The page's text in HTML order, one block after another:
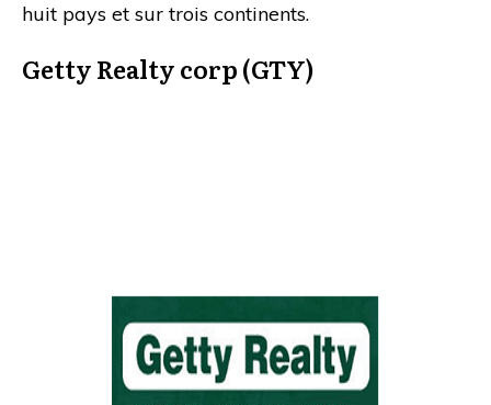
huit pays et sur trois continents.
Getty Realty corp (GTY)